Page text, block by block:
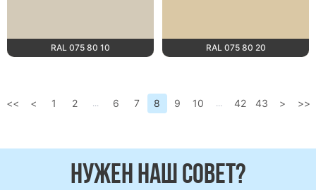
RAL 075 80 10 RAL 075 80 20
<< < 1 2 ... 6 7 8 9 10 ... 42 43 > >>
НУЖЕН НАШ СОВЕТ?